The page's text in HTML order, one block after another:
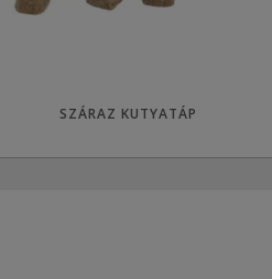
SZÁRAZ KUTYATÁP